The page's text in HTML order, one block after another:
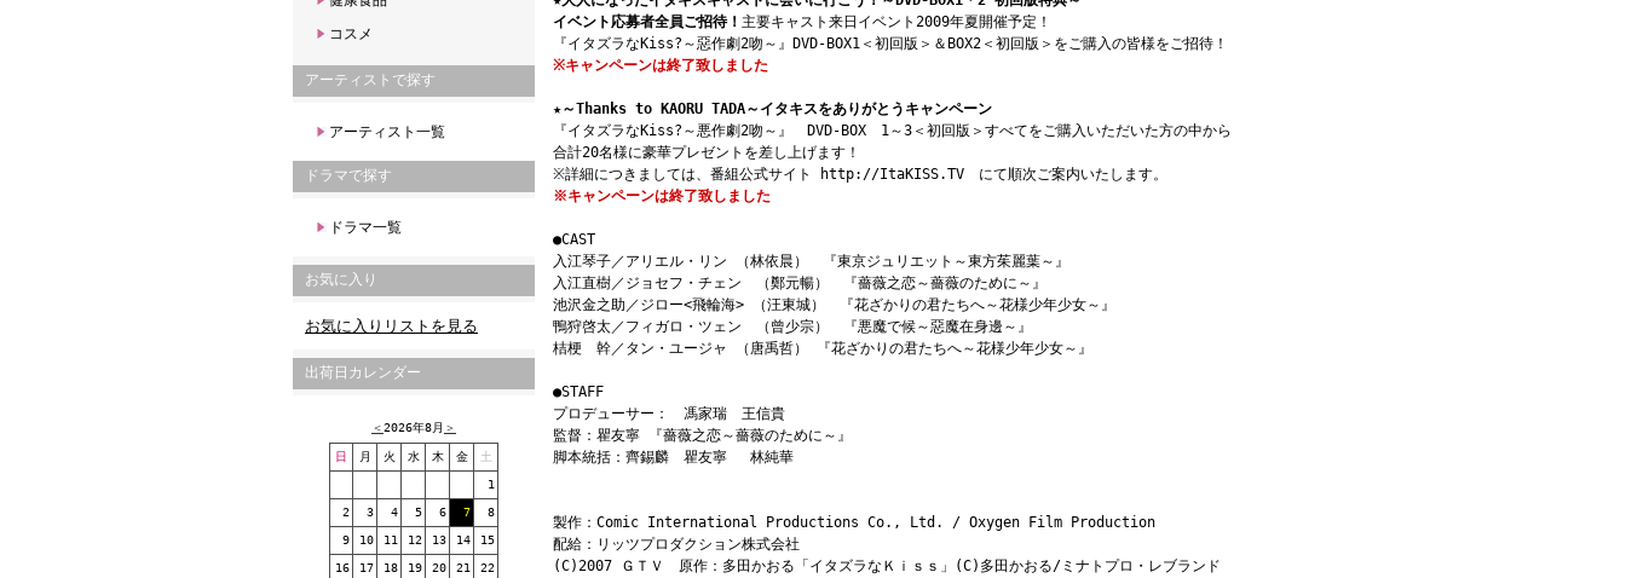
コスメ
アーティストで探す
アーティスト一覧
ドラマで探す
ドラマ一覧
お気に入り
お気に入りリストを見る
出荷日カレンダー
＜2026年8月 ＞
日 月 火 水 木 金 土
1
2 3 4 5 6 7 8
9 10 11 12 13 14 15
16 17 18 19 20 21 22
イベント応募者全員ご招待！ 主要キャスト来日イベント2009年夏開催予定！
『イタズラなKiss?～惡作劇2吻～』DVD-BOX1＜初回版＞＆BOX2＜初回版＞をご購入の皆様をご招待！
※キャンペーンは終了致しました
★～Thanks to KAORU TADA～イタキスをありがとうキャンペーン
『イタズラなKiss?～悪作劇2吻～』 DVD-BOX 1～3＜初回版＞すべてをご購入いただいた方の中から
合計20名様に豪華プレゼントを差し上げます！
※詳細につきましては、番組公式サイト http://ItaKISS.TV にて順次ご案内いたします。
※キャンペーンは終了致しました
●CAST
入江琴子／アリエル・リン （林依晨） 『東京ジュリエット～東方茱麗葉～』
入江直樹／ジョセフ・チェン （鄭元暢） 『薔薇之恋～薔薇のために～』
池沢金之助／ジロー<飛輪海> （汪東城） 『花ざかりの君たちへ～花様少年少女～』
鴨狩啓太／フィガロ・ツェン （曾少宗） 『悪魔で候～惡魔在身邊～』
桔梗 幹／タン・ユージャ （唐禹哲） 『花ざかりの君たちへ～花様少年少女～』
●STAFF
プロデューサー： 馮家瑞 王信貴
監督：瞿友寧 『薔薇之恋～薔薇のために～』
脚本統括：齊錫麟 瞿友寧 林純華
製作：Comic International Productions Co., Ltd. / Oxygen Film Production
配給：リッツプロダクション株式会社
(C)2007 ＧＴＶ 原作：多田かおる「イタズラなＫｉｓｓ」(C)多田かおる/ミナトプロ・レブランド